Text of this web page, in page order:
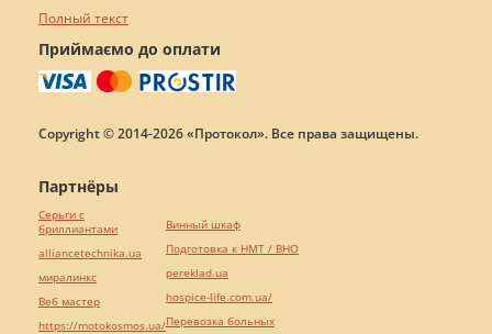
Полный текст
Приймаємо до оплати
Copyright © 2014-2026 «Протокол». Все права защищены.
Партнёры
Серьги с
бриллиантами
alliancetechnika.ua
миралинкс
Веб мастер
https://motokosmos.ua/
Винный шкаф
Подготовка к НМТ / ВНО
pereklad.ua
hospice-life.com.ua/
Перевозка больных